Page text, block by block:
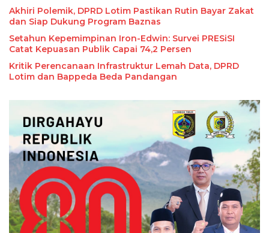
Akhiri Polemik, DPRD Lotim Pastikan Rutin Bayar Zakat
dan Siap Dukung Program Baznas
Setahun Kepemimpinan Iron-Edwin: Survei PRESiSI
Kritik Perencanaan Infrastruktur Lemah Data, DPRD
Lotim dan Bappeda Beda Pandangan